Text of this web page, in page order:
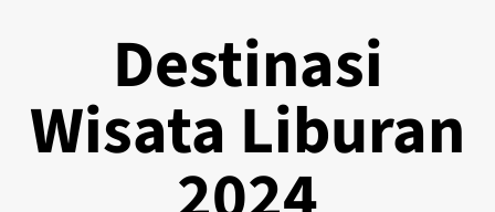
Destinasi
Wisata Liburan